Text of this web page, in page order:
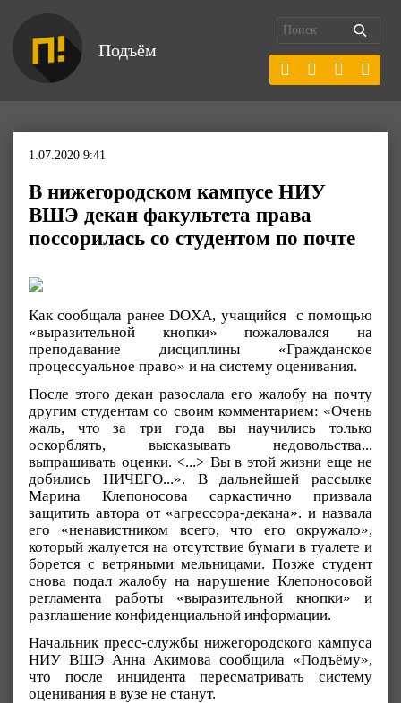
Подъём
1.07.2020 9:41
В нижегородском кампусе НИУ
ВШЭ декан факультета права
поссорилась со студентом по почте
Как сообщала ранее DOXA, учащийся с помощью
«выразительной кнопки» пожаловался на
преподавание дисциплины «Гражданское
процессуальное право» и на систему оценивания.
После этого декан разослала его жалобу на почту
другим студентам со своим комментарием: «Очень
жаль, что за три года вы научились только
оскорблять, высказывать недовольства...
выпрашивать оценки. <...> Вы в этой жизни еще не
добились НИЧЕГО...». В дальнейшей рассылке
Марина Клепоносова саркастично призвала
защитить автора от «агрессора-декана». и назвала
его «ненавистником всего, что его окружало»,
который жалуется на отсутствие бумаги в туалете и
борется с ветряными мельницами. Позже студент
снова подал жалобу на нарушение Клепоносовой
регламента работы «выразительной кнопки» и
разглашение конфиденциальной информации.
Начальник пресс-службы нижегородского кампуса
НИУ ВШЭ Анна Акимова сообщила «Подъёму»,
что после инцидента пересматривать систему
оценивания в вузе не станут.